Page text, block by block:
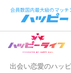
出会い恋愛のハッ